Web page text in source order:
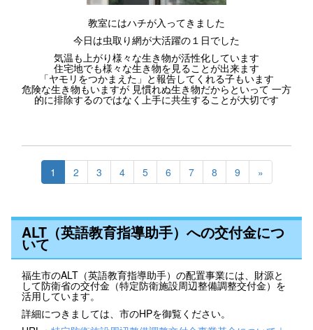
教室にはハチが入ってきました
今日は虫取り網が大活躍の１日でした
気温も上がり様々な生き物が活性化しています
住宅地でも様々な生き物を見ることが出来ます
「ヤモリをつかまえた」と報告してくれる子もいます
危険な生き物もいますが 見慣れぬ生き物だからといって 一方
的に排除するのではなく上手に共生することが大切です
1 2 3 4 5 6 7 8 9 »
ALT（英語教育指導助手）への交付金につ
いて
福生市のALT（英語教育指導助手）の配置事業には、財源と
して防衛省の交付金（特定防衛施設周辺整備調整交付金）を
活用しています。
詳細につきましては、市のHPを御覧ください。